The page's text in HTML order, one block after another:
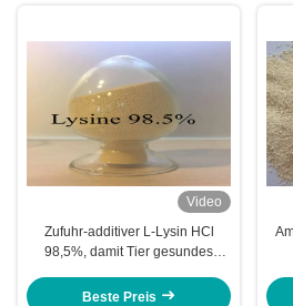
Video
Zufuhr-additiver L-Lysin HCl
98,5%, damit Tier gesundes
Beste Preis